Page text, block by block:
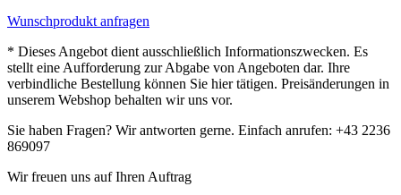
Wunschprodukt anfragen
* Dieses Angebot dient ausschließlich Informationszwecken. Es
stellt eine Aufforderung zur Abgabe von Angeboten dar. Ihre
verbindliche Bestellung können Sie hier tätigen. Preisänderungen in
unserem Webshop behalten wir uns vor.
Sie haben Fragen? Wir antworten gerne. Einfach anrufen: +43 2236
869097
Wir freuen uns auf Ihren Auftrag